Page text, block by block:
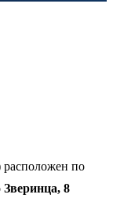
расположен по
8